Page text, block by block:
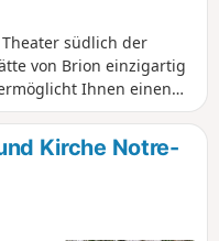
südlich der
von Brion einzigartig
Ihnen einen
Germain-d'Esteuil
und des römischen
Kirche Notre-